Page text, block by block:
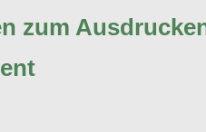
zum